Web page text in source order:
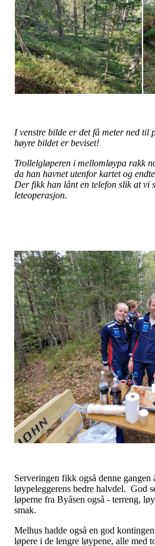
I venstre bilde er det få meter ned til
høyre bildet er beviset!
Trollelgløperen i mellomløypa rakk
da han havnet utenfor kartet og
Der fikk han lånt en telefon slik at vi
leteoperasjon.
Serveringen fikk også denne
løypeleggerens bedre halvdel. God
løperne fra Byåsen også - terreng,
smak.
Melhus hadde også en god
løpere i de lengre løypene, alle med